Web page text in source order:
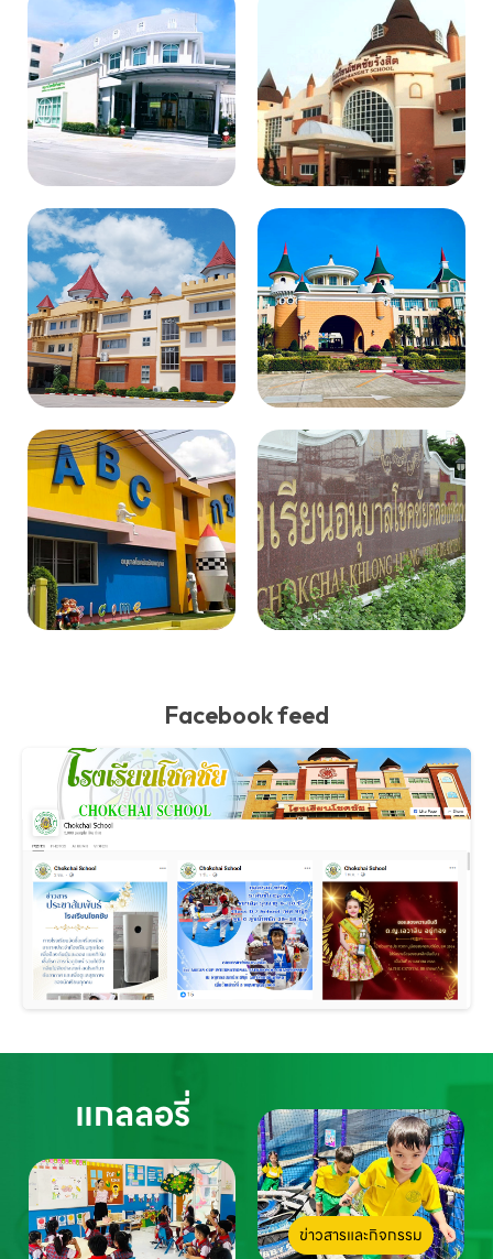
Facebook feed
แกลลอรี่
ข่าวสารและกิจกรรม